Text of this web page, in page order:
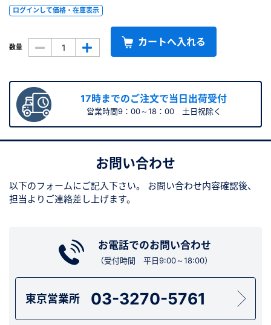
ログインして価格・在庫表示
数量 カートへ入れる
17時までのご注文で当日出荷受付
営業時間9：00～18：00 土日祝除く
お問い合わせ
以下のフォームにご記入下さい。
お問い合わせ内容確認後、
担当よりご連絡差し上げます。
お電話でのお問い合わせ
（受付時間 平日9:00～18:00）
東京営業所 03-3270-5761